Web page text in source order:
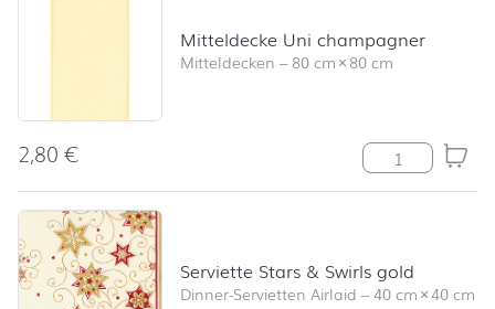
Mitteldecke Uni champagner
Mitteldecken –80 cm×80 cm
2,80€ Mitteldecke
Serviette Stars & Swirls gold
Dinner-Servietten Airlaid –40 cm×40 cm